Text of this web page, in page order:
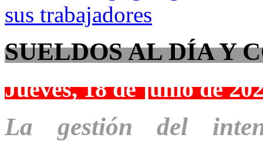
SUELDOS AL DÍA Y
Jueves, 18 de junio de
La gestión del